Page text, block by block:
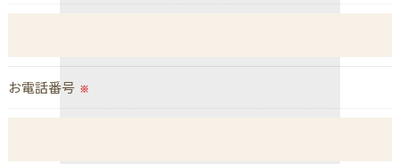
当社では、利用目的の達成に必要な範囲において、個人情
報を外部に委託する場合があります。
お電話番号 ※